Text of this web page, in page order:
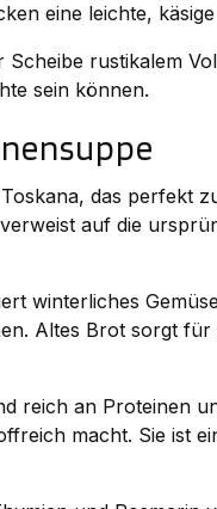
eine leichte,
rustikalem
sein können.
das perfekt
auf die
winterliches
Altes Brot sorgt für
reich an Proteinen
macht. Sie ist